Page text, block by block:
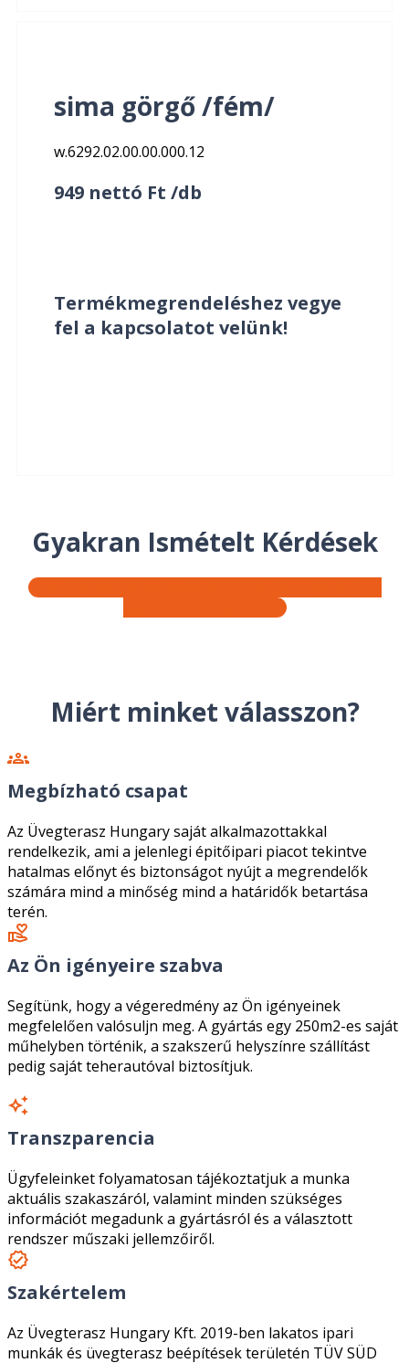
sima görgő /fém/
w.6292.02.00.00.000.12
949 nettó Ft /db
Termékmegrendeléshez vegye
fel a kapcsolatot velünk!
Gyakran Ismételt Kérdések
Miért minket válasszon?
Megbízható csapat
Az Üvegterasz Hungary saját alkalmazottakkal
rendelkezik, ami a jelenlegi épitőipari piacot tekintve
hatalmas előnyt és biztonságot nyújt a megrendelők
számára mind a minőség mind a határidők betartása
terén.
Az Ön igényeire szabva
Segítünk, hogy a végeredmény az Ön igényeinek
megfelelően valósuljn meg. A gyártás egy 250m2-es saját
műhelyben történik, a szakszerű helyszínre szállítást
pedig saját teherautóval biztosítjuk.
Transzparencia
Ügyfeleinket folyamatosan tájékoztatjuk a munka
aktuális szakaszáról, valamint minden szükséges
információt megadunk a gyártásról és a választott
rendszer műszaki jellemzőiről.
Szakértelem
Az Üvegterasz Hungary Kft. 2019-ben lakatos ipari
munkák és üvegterasz beépítések területén TÜV SÜD